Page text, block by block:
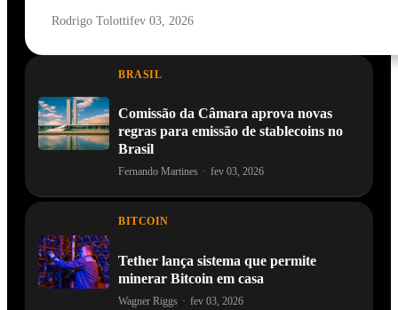
Rodrigo Tolottifev 03, 2026
BRASIL
Comissão da Câmara aprova novas
regras para emissão de stablecoins no
Brasil
Fernando Martines · fev 03, 2026
BITCOIN
Tether lança sistema que permite
minerar Bitcoin em casa
Wagner Riggs · fev 03, 2026